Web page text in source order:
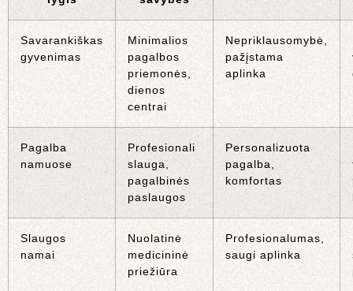
Savarankiškas
gyvenimas
Minimalios
pagalbos
priemonės,
dienos
centrai
Nepriklausomybė,
pažįstama
aplinka
Pagalba
namuose
Profesionali
slauga,
pagalbinės
paslaugos
Personalizuota
pagalba,
komfortas
Slaugos
namai
Nuolatinė
medicininė
priežiūra
Profesionalumas,
saugi aplinka